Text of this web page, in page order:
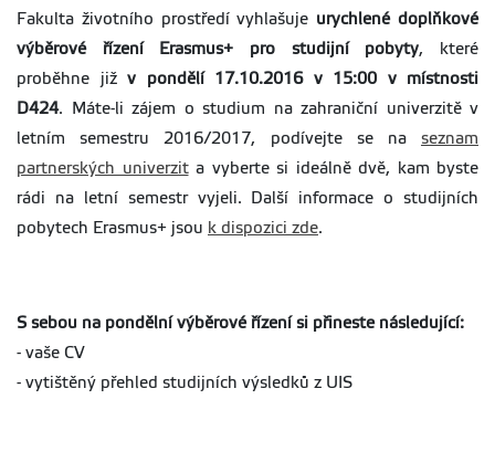
Fakulta životního prostředí vyhlašuje urychlené doplňkové
výběrové řízení Erasmus+ pro studijní pobyty, které
proběhne již v pondělí 17.10.2016 v 15:00 v místnosti
D424. Máte-li zájem o studium na zahraniční univerzitě v
letním semestru 2016/2017, podívejte se na seznam
partnerských univerzita vyberte si ideálně dvě, kam byste
rádi na letní semestr vyjeli. Další informace o studijních
pobytech Erasmus+ jsou k dispozici zde.
S sebou na pondělní výběrové řízení si přineste následující:
- vaše CV
- vytištěný přehled studijních výsledků z UIS